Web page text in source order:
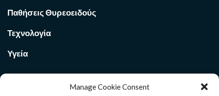
Manage Cookie Consent
Παθήσεις Θυρεοειδούς
Τεχνολογία
Υγεία